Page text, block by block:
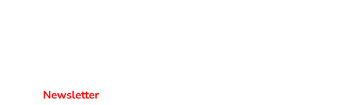
Newsletter